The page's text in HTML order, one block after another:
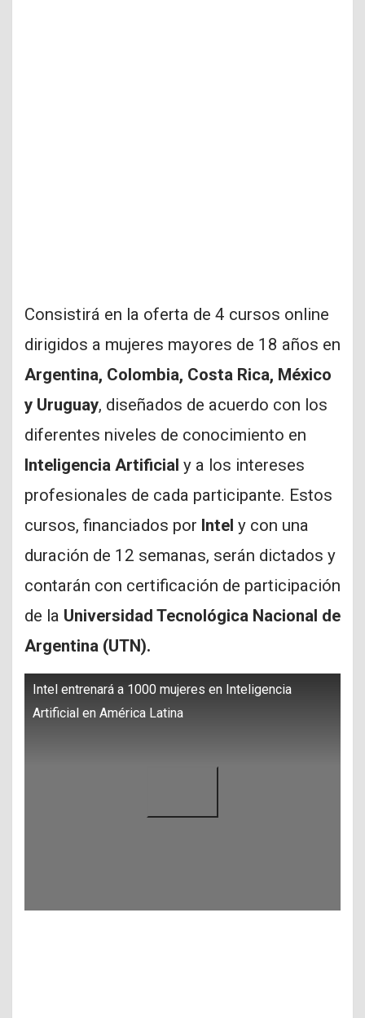
Consistirá en la oferta de 4 cursos online
dirigidos a mujeres mayores de 18 años en
Argentina, Colombia, Costa Rica, México
y Uruguay, diseñados de acuerdo con los
diferentes niveles de conocimiento en
Inteligencia Artificial y a los intereses
profesionales de cada participante. Estos
cursos, financiados por Intel y con una
duración de 12 semanas, serán dictados y
contarán con certificación de participación
de la Universidad Tecnológica Nacional de
Argentina (UTN).
Intel entrenará a 1000 mujeres en Inteligencia
Artificial en América Latina